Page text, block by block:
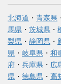
北海道 ・ 青森県
馬県 ・ 茨城県 ・
梨県 ・ 静岡県 ・
県 ・ 岐阜県 ・ 和
府 ・ 兵庫県 ・ 広
県 ・ 徳島県 ・ 高